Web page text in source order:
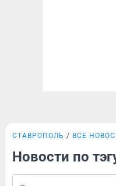
СТАВРОПОЛЬ ВСЕ
Новости по